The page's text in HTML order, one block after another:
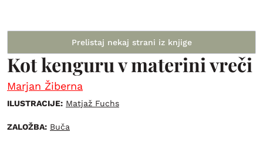
Prelistaj nekaj strani iz knjige
Kot kenguru v materini vreči
Marjan Žiberna
ILUSTRACIJE: Matjaž Fuchs
ZALOŽBA: Buča